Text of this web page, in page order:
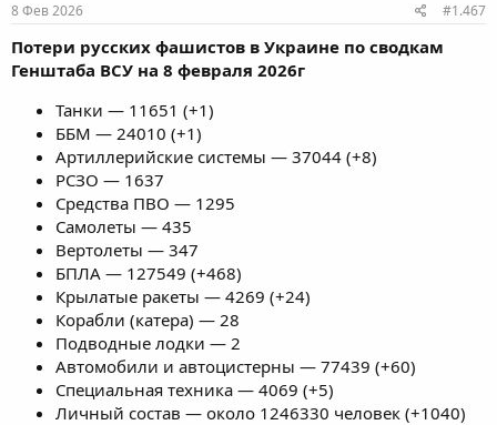
8 Фев 2026 #1.467
Потери русских фашистов в Украине по сводкам
Генштаба ВСУ на 8 февраля 2026г
Танки — 11651 (+1)
ББМ — 24010 (+1)
Артиллерийские системы — 37044 (+8)
РСЗО — 1637
Средства ПВО — 1295
Самолеты — 435
Вертолеты — 347
БПЛА — 127549 (+468)
Крылатые ракеты — 4269 (+24)
Корабли (катера) — 28
Подводные лодки — 2
Автомобили и автоцистерны — 77439 (+60)
Специальная техника — 4069 (+5)
Личный состав — около 1246330 человек (+1040)